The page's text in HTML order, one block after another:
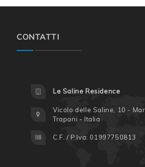
CONTATTI
Le Saline Residence
Vicolo delle Saline, 10 -
Trapani - Italia
C.F. / P.Iva: 01997750813